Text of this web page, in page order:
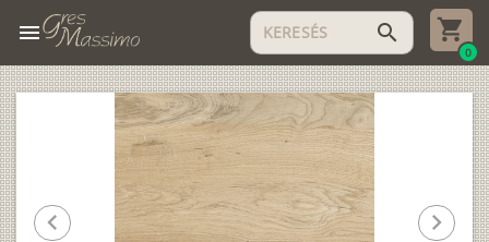
menu search
0
chevron_left chevron_right